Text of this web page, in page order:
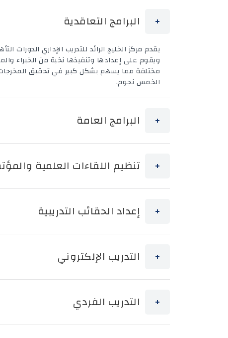
البرامج التعاقدية
يقدم ‬مركز الخليج الرائد للتدريب الإداري الدورات
ويقوم على إعدادها وتنفيذها نخبة من الخبراء
مختلفة مما يسهم بشكل كبير في تحقيق
الخمس نجوم.
البرامج العامة
تنظيم اللقاءات العلمية
إعداد الحقائب التدريبية
التدريب الإلكتروني
التدريب الفردي